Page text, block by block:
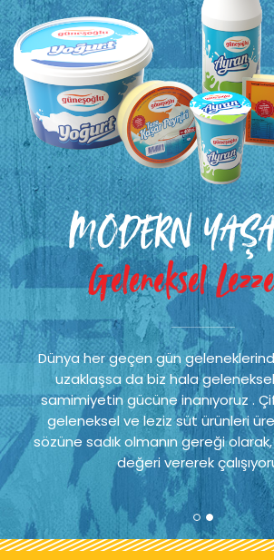
MODERN
Geleneksel
Dünya her geçen gün
uzaklaşsa da biz hala
samimiyetin gücüne inanıyoruz .
geleneksel ve leziz süt ürünleri
sözüne sadık olmanın gereği
değeri vererek